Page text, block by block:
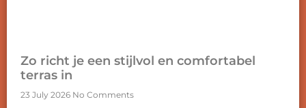
Zo richt je een stijlvol en comfortabel
terras in
23 July 2026 No Comments